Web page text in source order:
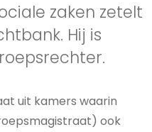
zaken zetelt
Hij is
uit kamers waarin
ook